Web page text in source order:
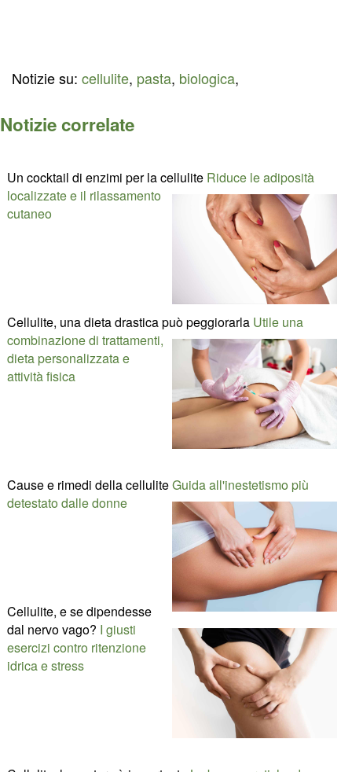
Notizie su: cellulite, pasta, biologica,
Notizie correlate
Un cocktail di enzimi per la cellulite Riduce le adiposità
localizzate e il rilassamento
cutaneo
Cellulite, una dieta drastica può peggiorarla Utile una
combinazione di trattamenti,
dieta personalizzata e
attività fisica
Cause e rimedi della celluliteGuida all'inestetismo più
detestato dalle donne
Cellulite, e se dipendesse
dal nervo vago? I giusti
esercizi contro ritenzione
idrica e stress